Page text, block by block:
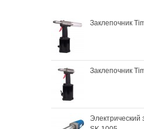
Заклепочник
Заклепочник
Электрический